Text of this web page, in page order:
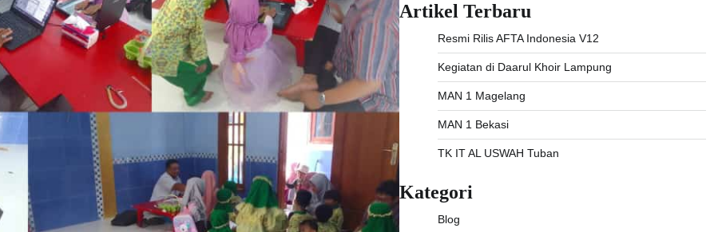
Artikel Terbaru
Resmi Rilis AFTA Indonesia V12
Kegiatan di Daarul Khoir Lampung
MAN 1 Magelang
MAN 1 Bekasi
TK IT AL USWAH Tuban
Kategori
Blog